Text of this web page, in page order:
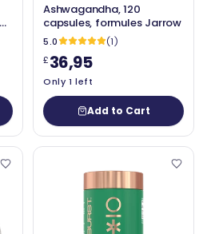
Ashwagandha, 120
capsules, formules Jarrow
5.0
(1)
£36,95
Only 1 left
Add to Cart